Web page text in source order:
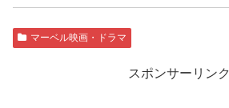
マーベル映画・ドラマ
スポンサーリンク